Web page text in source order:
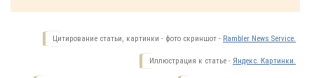
Цитирование статьи, картинки - фото скриншот - Rambler News Service.
Иллюстрация к статье - Яндекс. Картинки.